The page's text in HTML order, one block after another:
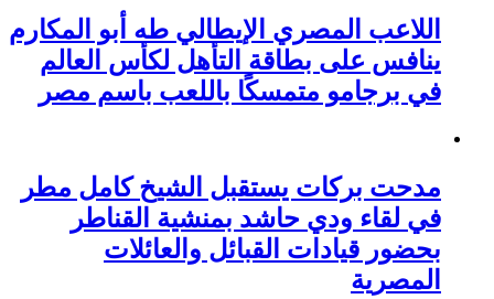
اللاعب المصري الإيطالي طه أبو المكارم
ينافس على بطاقة التأهل لكأس العالم
في برجامو متمسكًا باللعب باسم مصر
مدحت بركات يستقبل الشيخ كامل مطر
في لقاء ودي حاشد بمنشية القناطر
بحضور قيادات القبائل والعائلات
المصرية